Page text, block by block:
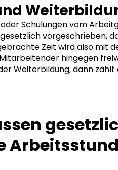
Schulungen vom
vorgeschrieben,
Zeit wird also mit
hingegen
Weiterbildung, dann